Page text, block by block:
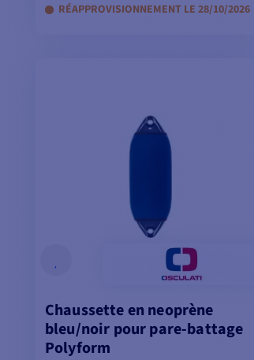
RÉAPPROVISIONNEMENT LE 28/10/2026
Chaussette en neoprène
bleu/noir pour pare-battage
Polyform